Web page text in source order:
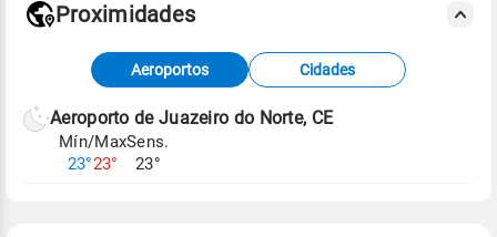
Fonte: dados combinados de estações
meteorológicas e satélite do Centro de Previsão
de Tempo e Estudos Climáticos (CPTEC).
Para obter mais informações sobre os dados
Proximidades
Aeroportos Cidades
Aeroporto de Juazeiro do Norte, CE
Mín/Max
23°23°
Sens.
23°